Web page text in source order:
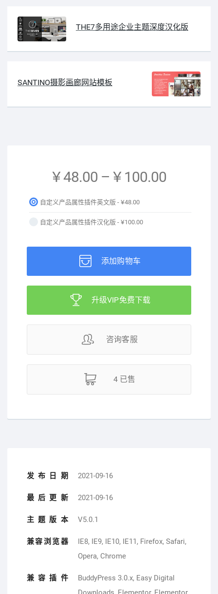
THE7多用途企业主题深度汉化版
SANTINO摄影画廊网站模板
¥ 48.00 – ¥ 100.00
自定义产品属性插件英文版 - ¥48.00
自定义产品属性插件汉化版 - ¥100.00
添加购物车
升级VIP免费下载
咨询客服
4 已售
发布日期 2021-09-16
最后更新 2021-09-16
主题版本 V5.0.1
兼容浏览器
IE8, IE9, IE10, IE11, Firefox, Safari,
Opera, Chrome
兼容插件
BuddyPress 3.0.x, Easy Digital